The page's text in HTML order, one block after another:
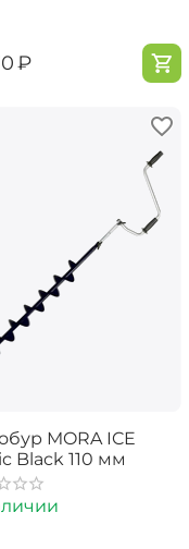
₽
MORA ICE
Black 110 мм